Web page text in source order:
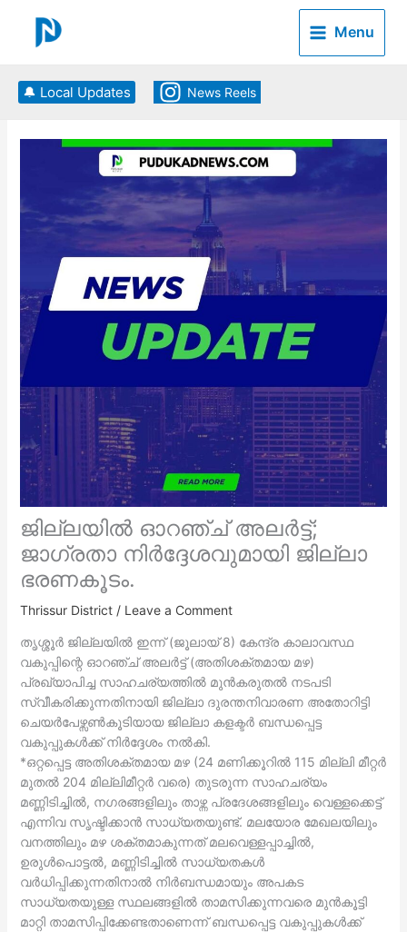
content
Menu
🔔 Local Updates News Reels
ജില്ലയില്‍ ഓറഞ്ച് അലര്‍ട്ട്;
ജാഗ്രതാ നിര്‍ദ്ദേശവുമായി ജില്ലാ
ഭരണകൂടം.
Thrissur District/ Leave a Comment
തൃശ്ശൂര്‍ ജില്ലയില്‍ ഇന്ന് (ജൂലായ് 8) കേന്ദ്ര കാലാവസ്ഥ
വകുപ്പിന്റെ ഓറഞ്ച് അലര്‍ട്ട് (അതിശക്തമായ മഴ)
പ്രഖ്യാപിച്ച സാഹചര്യത്തില്‍ മുന്‍കരുതല്‍ നടപടി
സ്വീകരിക്കുന്നതിനായി ജില്ലാ ദുരന്തനിവാരണ അതോറിട്ടി
ചെയര്‍പേഴ്സണ്‍കൂടിയായ ജില്ലാ കളക്ടര്‍ ബന്ധപ്പെട്ട
വകുപ്പുകള്‍ക്ക് നിര്‍ദ്ദേശം നല്‍കി.
*ഒറ്റപ്പെട്ട അതിശക്തമായ മഴ (24 മണിക്കൂറില്‍ 115 മില്ലി മീറ്റര്‍
മുതല്‍ 204 മില്ലിമീറ്റര്‍ വരെ) തുടരുന്ന സാഹചര്യം
മണ്ണിടിച്ചില്‍, നഗരങ്ങളിലും താഴ്ന്ന പ്രദേശങ്ങളിലും വെള്ളക്കെട്ട്
എന്നിവ സൃഷ്ടിക്കാന്‍ സാധ്യതയുണ്ട്. മലയോര മേഖലയിലും
വനത്തിലും മഴ ശക്തമാകുന്നത് മലവെള്ളപ്പാച്ചില്‍,
ഉരുള്‍പൊട്ടല്‍, മണ്ണിടിച്ചില്‍ സാധ്യതകള്‍
വര്‍ധിപ്പിക്കുന്നതിനാല്‍ നിര്‍ബന്ധമായും അപകട
സാധ്യതയുള്ള സ്ഥലങ്ങളില്‍ താമസിക്കുന്നവരെ മുന്‍കൂട്ടി
മാറ്റി താമസിപ്പിക്കേണ്ടതാണെന്ന് ബന്ധപ്പെട്ട വകുപ്പുകള്‍ക്ക്